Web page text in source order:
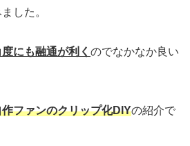
した。
にも融通が利く のでなかなか良い
作ファンのクリップ化DIYの紹介で